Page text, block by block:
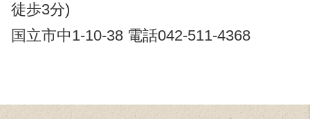
徒歩3分)
国立市中1-10-38 電話042-511-4368